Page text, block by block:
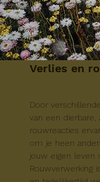
Verlies en
Door
van een dierbare,
rouwreacties
om je heen
jouw eigen leven
Rouwverwerking